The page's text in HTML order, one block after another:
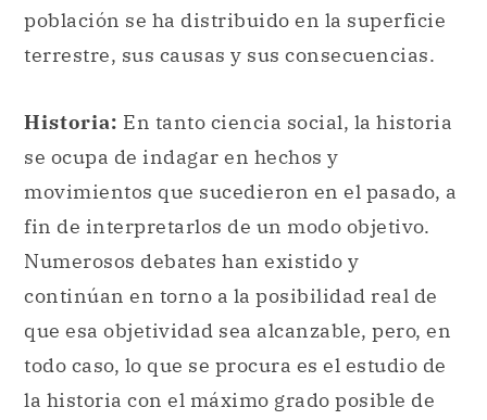
se ocupa de indagar en hechos y
movimientos que sucedieron en el pasado, a
Numerosos debates han existido y
continúan en torno a la posibilidad real de
que esa objetividad sea alcanzable, pero, en
todo caso, lo que se procura es el estudio de
la historia con el máximo grado posible de
ella.
Lingüística:El estudio científico enfocado
en los orígenes del lenguaje, así como en su